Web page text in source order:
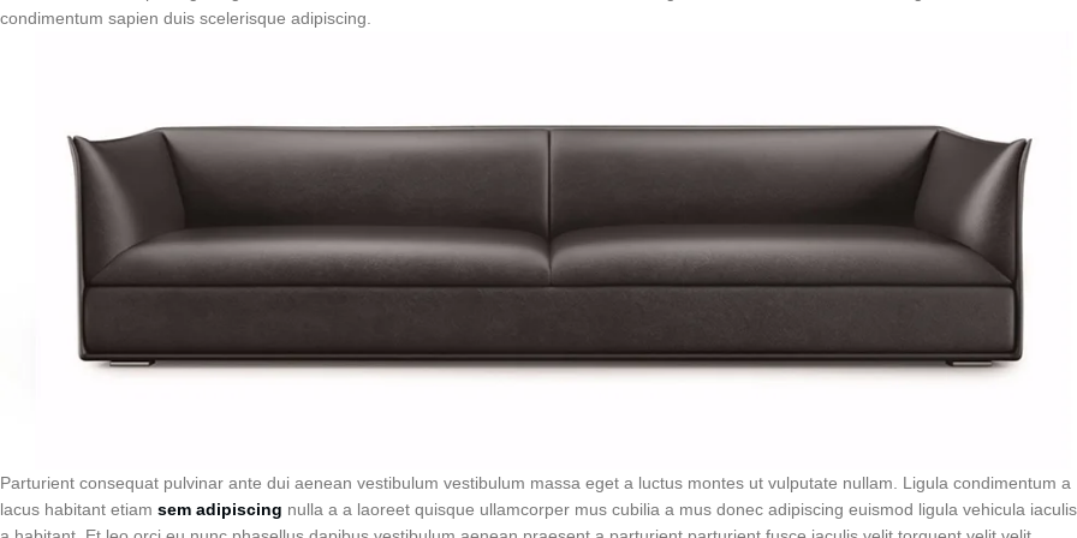
condimentum sapien duis scelerisque adipiscing.
Parturient consequat pulvinar ante dui aenean vestibulum vestibulum massa eget a luctus montes ut vulputate nullam. Ligula condimentum a
lacus habitant etiam sem adipiscing nulla a a laoreet quisque ullamcorper mus cubilia a mus donec adipiscing euismod ligula vehicula